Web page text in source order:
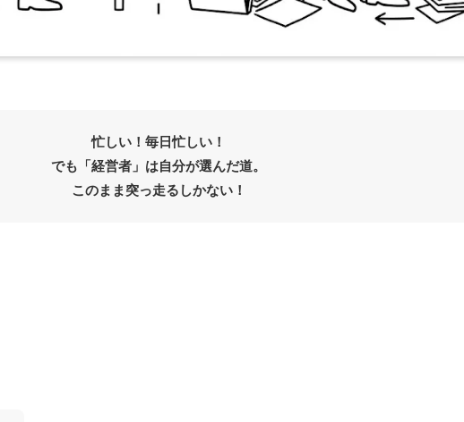
忙しい！毎日忙しい！
でも「経営者」は自分が選んだ道。
このまま突っ走るしかない！